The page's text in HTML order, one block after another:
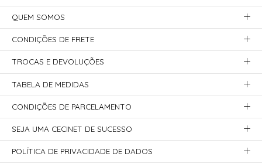
QUEM SOMOS
CONDIÇÕES DE FRETE
TROCAS E DEVOLUÇÕES
TABELA DE MEDIDAS
CONDIÇÕES DE PARCELAMENTO
SEJA UMA CECINET DE SUCESSO
POLÍTICA DE PRIVACIDADE DE DADOS